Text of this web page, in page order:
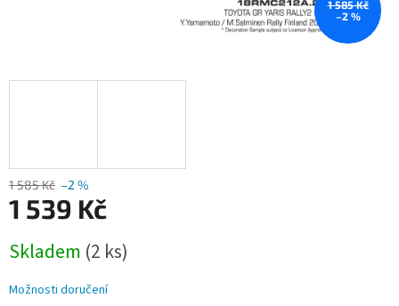
1 585 Kč
–2 %
1 585 Kč –2 %
1 539 Kč
cena:
Skladem (2 ks)
Možnosti doručení